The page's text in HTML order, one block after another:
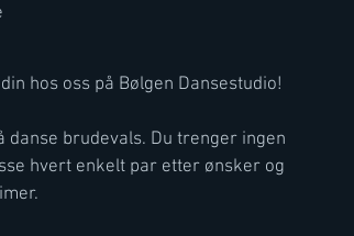
hos oss på Bølgen Dansestudio!
brudevals. Du trenger ingen
hvert enkelt par etter ønsker og